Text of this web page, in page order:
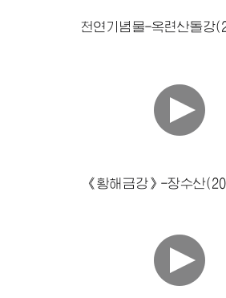
천연기념물-옥련산돌강
《황해금강》-장수산